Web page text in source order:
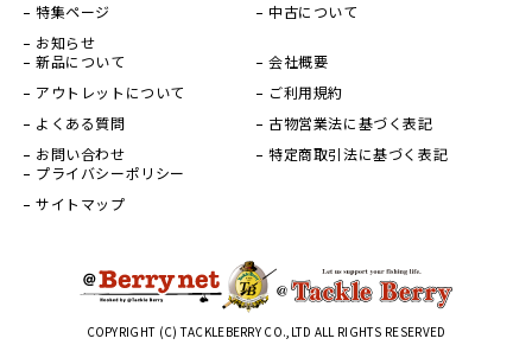
特集ページ
お知らせ
中古について
新品について
アウトレットについて
よくある質問
お問い合わせ
会社概要
ご利用規約
古物営業法に基づく表記
特定商取引法に基づく表記
プライバシーポリシー
サイトマップ
COPYRIGHT (C) TACKLEBERRY CO.,LTD ALL RIGHTS RESERVED